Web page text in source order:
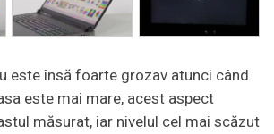
este însă foarte grozav atunci când
este mai mare, acest aspect
măsurat, iar nivelul cel mai scăzut